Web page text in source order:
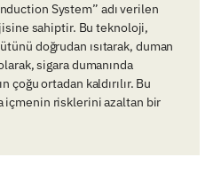
System” adı verilen
sahiptir. Bu teknoloji,
doğrudan ısıtarak, duman
sigara dumanında
çoğu ortadan kaldırılır. Bu
içmenin risklerini azaltan bir